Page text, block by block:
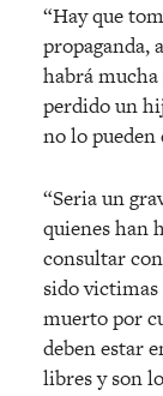
“Hay que
propaganda,
habrá mucha
perdido un
no lo pueden
“Seria un
quienes han
consultar
sido victimas
muerto por
deben estar
libres y son